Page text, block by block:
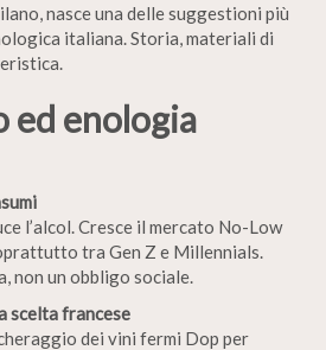
nasce una delle suggestioni più
italiana. Storia, materiali di
ed enologia
l’alcol. Cresce il mercato No-Low
tra Gen Z e Millennials.
non un obbligo sociale.
scelta francese
dei vini fermi Dop per